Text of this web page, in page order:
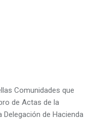
Comunidades que
de Actas de la
Delegación de Hacienda